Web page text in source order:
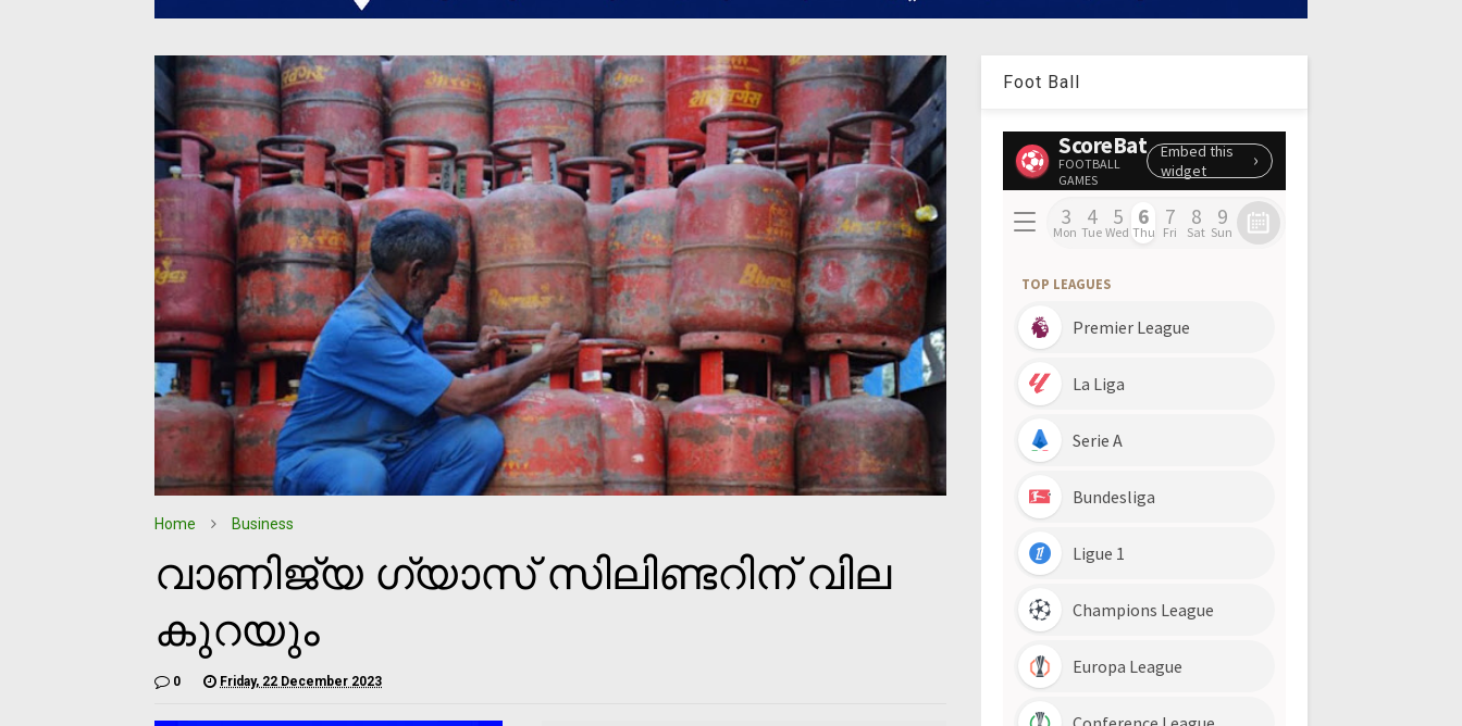
Home Business
വാണിജ്യ ഗ്യാസ് സിലിണ്ടറിന് വില
കുറയും
0 Friday, 22 December 2023
Foot Ball